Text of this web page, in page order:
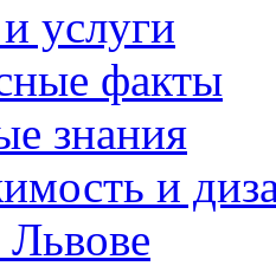
услуги
факты
знания
и